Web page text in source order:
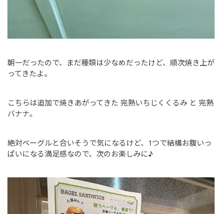
朝一だったので、まだ種類は少なめだったけど、順次焼き上が
ってきたよ。
こちらは追加で焼きあがってきた 完熟いちじくくるみ と 完熟
バナナ。
絶対ベーグルと合いそうで気になるけど、1つで結構お腹いっ
ぱいになる満足感なので、次のお楽しみに♪